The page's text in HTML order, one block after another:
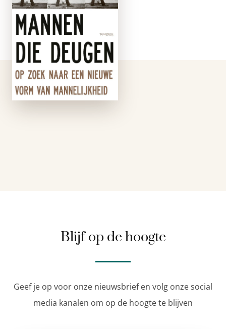
Het is hoog tijd dat
mannen in de spiegel
kijken en zich
aanpassen aan een
wereld die verandert.
Wat moet een man
tegenwoordig doen
om te deugen? Hoe
behoort een …
Blijf op de hoogte
Geef je op voor onze nieuwsbrief en volg onze social
media kanalen om op de hoogte te blijven